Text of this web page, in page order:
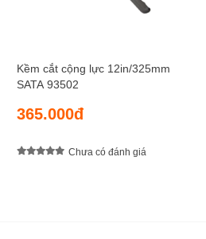
Kềm cắt cộng lực 12in/325mm
SATA 93502
365.000đ
Chưa có đánh giá